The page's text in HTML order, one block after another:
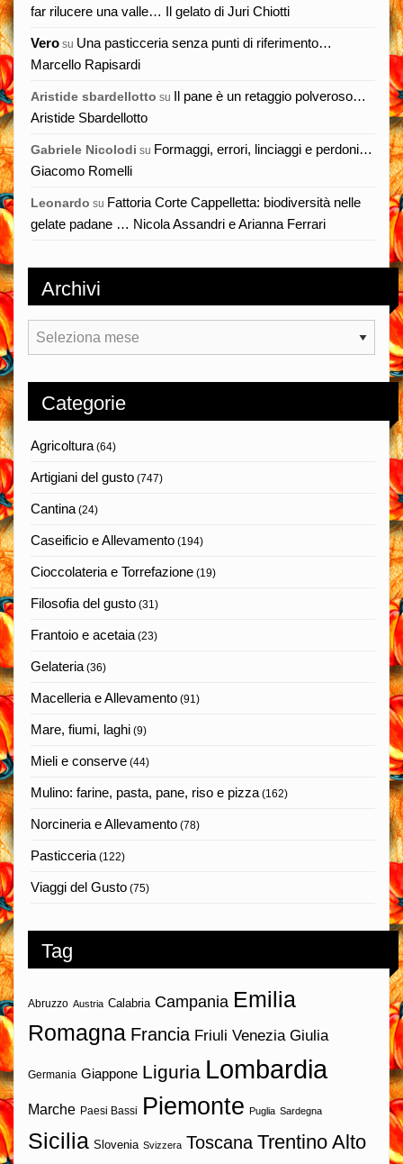
far rilucere una valle… Il gelato di Juri Chiotti
Vero su Una pasticceria senza punti di riferimento…
Marcello Rapisardi
Aristide sbardellotto su Il pane è un retaggio polveroso…
Aristide Sbardellotto
Gabriele Nicolodi su Formaggi, errori, linciaggi e perdoni…
Giacomo Romelli
Leonardo su Fattoria Corte Cappelletta: biodiversità nelle
gelate padane … Nicola Assandri e Arianna Ferrari
Archivi
Archivi
Categorie
Agricoltura (64)
Artigiani del gusto (747)
Cantina (24)
Caseificio e Allevamento (194)
Cioccolateria e Torrefazione (19)
Filosofia del gusto (31)
Frantoio e acetaia (23)
Gelateria (36)
Macelleria e Allevamento (91)
Mare, fiumi, laghi (9)
Mieli e conserve (44)
Mulino: farine, pasta, pane, riso e pizza (162)
Norcineria e Allevamento (78)
Pasticceria (122)
Viaggi del Gusto (75)
Tag
Abruzzo Austria Calabria Campania Emilia
Romagna Francia Friuli Venezia Giulia
Germania Giappone Liguria Lombardia
Marche Paesi Bassi Piemonte Puglia Sardegna
Sicilia Slovenia Svizzera Toscana Trentino Alto